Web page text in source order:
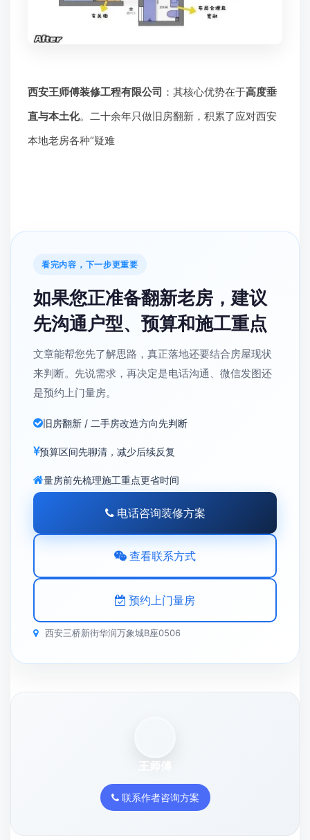
西安王师傅装修工程有限公司 ：其核心优势在于高度垂
直与本土化。二十余年只做旧房翻新，积累了应对西安
本地老房各种“疑难
看完内容，下一步更重要
如果您正准备翻新老房，建议
先沟通户型、预算和施工重点
文章能帮您先了解思路，真正落地还要结合房屋现状
来判断。先说需求，再决定是电话沟通、微信发图还
是预约上门量房。
旧房翻新 / 二手房改造方向先判断
预算区间先聊清，减少后续反复
量房前先梳理施工重点更省时间
电话咨询装修方案
查看联系方式
预约上门量房
西安三桥新街华润万象城B座0506
王师傅
联系作者咨询方案